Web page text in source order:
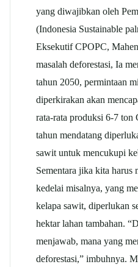
yang diwajibkan oleh
(Indonesia Sustainable
Eksekutif CPOPC,
masalah deforestasi, Ia
tahun 2050, permintaan
diperkirakan akan
rata-rata produksi 6-7 ton
tahun mendatang
sawit untuk mencukupi
Sementara jika kita harus
kedelai misalnya, yang
kelapa sawit, diperlukan
hektar lahan tambahan.
menjawab, mana yang
deforestasi,” imbuhnya.